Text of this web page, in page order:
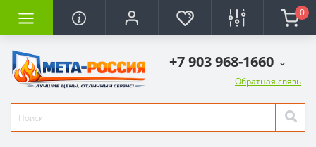
0
+7 903 968-1660
Обратная связь